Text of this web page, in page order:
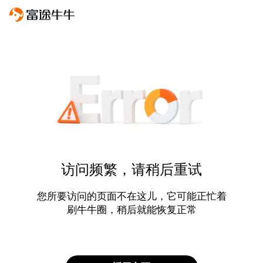
访问频繁，请稍后重试
您所要访问的页面不在这儿，它可能正忙着
刷牛牛圈，稍后就能恢复正常